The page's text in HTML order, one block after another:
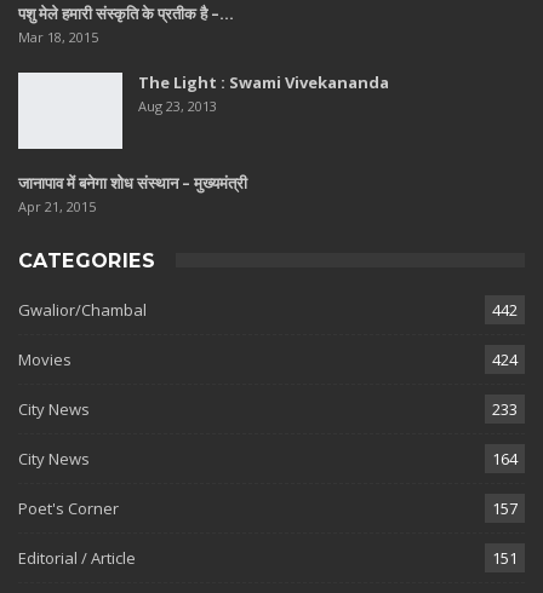
पशु मेले हमारी संस्कृति के प्रतीक है –…
Mar 18, 2015
The Light : Swami Vivekananda
Aug 23, 2013
जानापाव में बनेगा शोध संस्थान – मुख्यमंत्री
Apr 21, 2015
CATEGORIES
Gwalior/Chambal 442
Movies 424
City News 233
City News 164
Poet's Corner 157
Editorial / Article 151